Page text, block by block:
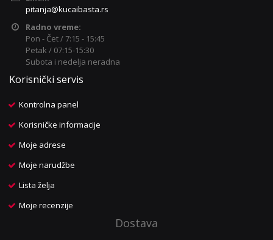
pitanja@kucaibasta.rs
Radno vreme:
Pon - Čet / 7:15 - 15:45
Petak / 07:15-15:30
Subota i nedelja neradna
Korisnički servis
Kontrolna panel
Korisničke informacije
Moje adrese
Moje narudžbe
Lista želja
Moje recenzije
Dostava